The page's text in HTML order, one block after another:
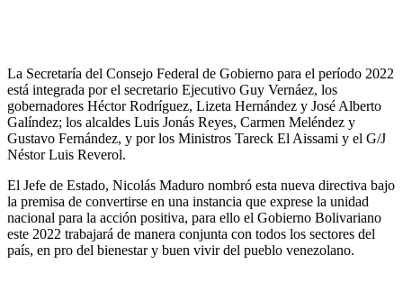
La Secretaría del Consejo Federal de Gobierno para el período 2022
está integrada por el secretario Ejecutivo Guy Vernáez, los
gobernadores Héctor Rodríguez, Lizeta Hernández y José Alberto
Galíndez; los alcaldes Luis Jonás Reyes, Carmen Meléndez y
Gustavo Fernández, y por los Ministros Tareck El Aissami y el G/J
Néstor Luis Reverol.
El Jefe de Estado, Nicolás Maduro nombró esta nueva directiva bajo
la premisa de convertirse en una instancia que exprese la unidad
nacional para la acción positiva, para ello el Gobierno Bolivariano
este 2022 trabajará de manera conjunta con todos los sectores del
país, en pro del bienestar y buen vivir del pueblo venezolano.